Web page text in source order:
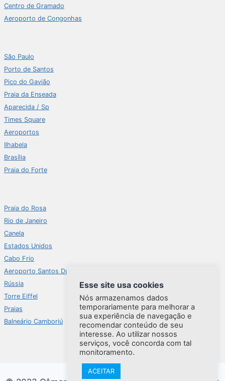
Centro de Gramado
Aeroporto de Congonhas
São Paulo
Porto de Santos
Pico do Gavião
Praia da Enseada
Aparecida / Sp
Times Square
Aeroportos
Ilhabela
Brasília
Praia do Forte
Praia do Rosa
Rio de Janeiro
Canela
Estados Unidos
Cabo Frio
Aeroporto Santos Dumont
Rússia
Torre Eiffel
Praias
Balneário Camboriú
Esse site usa cookies
Nós armazenamos dados
temporariamente para melhorar a
sua experiência de navegação e
recomendar conteúdo de seu
interesse. Ao utilizar nossos
serviços, você concorda com tal
monitoramento.
ACEITAR